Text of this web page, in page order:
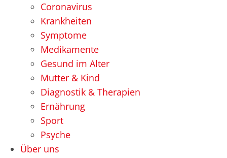
Coronavirus
Krankheiten
Symptome
Medikamente
Gesund im Alter
Mutter & Kind
Diagnostik & Therapien
Ernährung
Sport
Psyche
Über uns